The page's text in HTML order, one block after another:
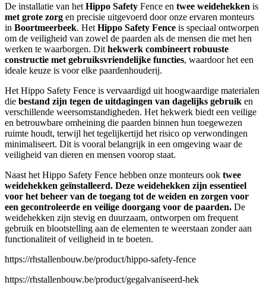
De installatie van het Hippo Safety Fence en twee weidehekken is
met grote zorg en precisie uitgevoerd door onze ervaren monteurs
in Boortmeerbeek. Het Hippo Safety Fence is speciaal ontworpen
om de veiligheid van zowel de paarden als de mensen die met hen
werken te waarborgen. Dit hekwerk combineert robuuste
constructie met gebruiksvriendelijke functies, waardoor het een
ideale keuze is voor elke paardenhouderij.
Het Hippo Safety Fence is vervaardigd uit hoogwaardige materialen
die bestand zijn tegen de uitdagingen van dagelijks gebruik en
verschillende weersomstandigheden. Het hekwerk biedt een veilige
en betrouwbare omheining die paarden binnen hun toegewezen
ruimte houdt, terwijl het tegelijkertijd het risico op verwondingen
minimaliseert. Dit is vooral belangrijk in een omgeving waar de
veiligheid van dieren en mensen voorop staat.
Naast het Hippo Safety Fence hebben onze monteurs ook twee
weidehekken geïnstalleerd. Deze weidehekken zijn essentieel
voor het beheer van de toegang tot de weiden en zorgen voor
een gecontroleerde en veilige doorgang voor de paarden. De
weidehekken zijn stevig en duurzaam, ontworpen om frequent
gebruik en blootstelling aan de elementen te weerstaan zonder aan
functionaliteit of veiligheid in te boeten.
https://rhstallenbouw.be/product/hippo-safety-fence
https://rhstallenbouw.be/product/gegalvaniseerd-hek